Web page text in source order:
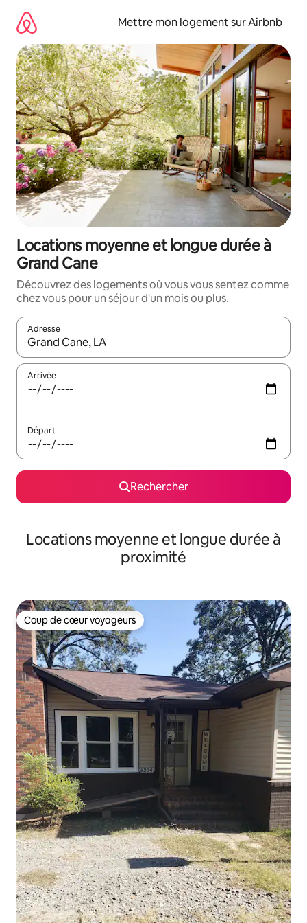
directement
contenu
Mettre mon logement sur Airbnb
Locations moyenne et longue durée à
Grand Cane
Découvrez des logements où vous vous sentez comme
chez vous pour un séjour d'un mois ou plus.
Adresse
Lorsque les résultats s'affichent, utilisez les flèches vers le
Arrivée
Départ
Rechercher
Locations moyenne et longue durée à
proximité
Coup de cœur voyageurs
Coup de cœur voyageurs